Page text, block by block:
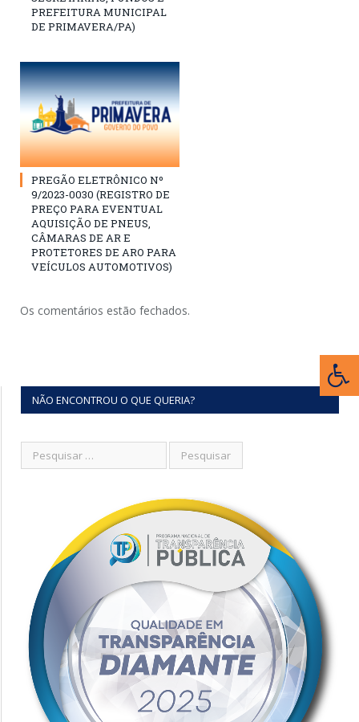
PREFEITURA MUNICIPAL
DE PRIMAVERA/PA)
PREGÃO ELETRÔNICO Nº
9/2023-0030 (REGISTRO DE
PREÇO PARA EVENTUAL
AQUISIÇÃO DE PNEUS,
CÂMARAS DE AR E
PROTETORES DE ARO PARA
VEÍCULOS AUTOMOTIVOS)
Os comentários estão fechados.
NÃO ENCONTROU O QUE QUERIA?